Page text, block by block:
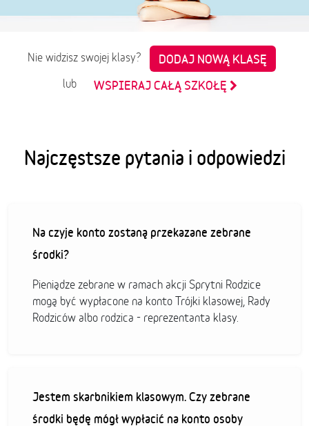
Nie widzisz swojej klasy?
DODAJ NOWĄ KLASĘ
lub
WSPIERAJ CAŁĄ SZKOŁĘ
Najczęstsze pytania i odpowiedzi
Na czyje konto zostaną przekazane zebrane
środki?
Pieniądze zebrane w ramach akcji Sprytni Rodzice
mogą być wypłacone na konto Trójki klasowej, Rady
Rodziców albo rodzica - reprezentanta klasy.
Jestem skarbnikiem klasowym. Czy zebrane
środki będę mógł wypłacić na konto osoby